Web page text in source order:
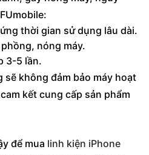
thời gian sử dụng lâu dài.
nóng máy.
3-5 lần.
sẽ không đảm bảo máy hoạt
kết cung cấp sản phẩm
để mua linh kiện iPhone